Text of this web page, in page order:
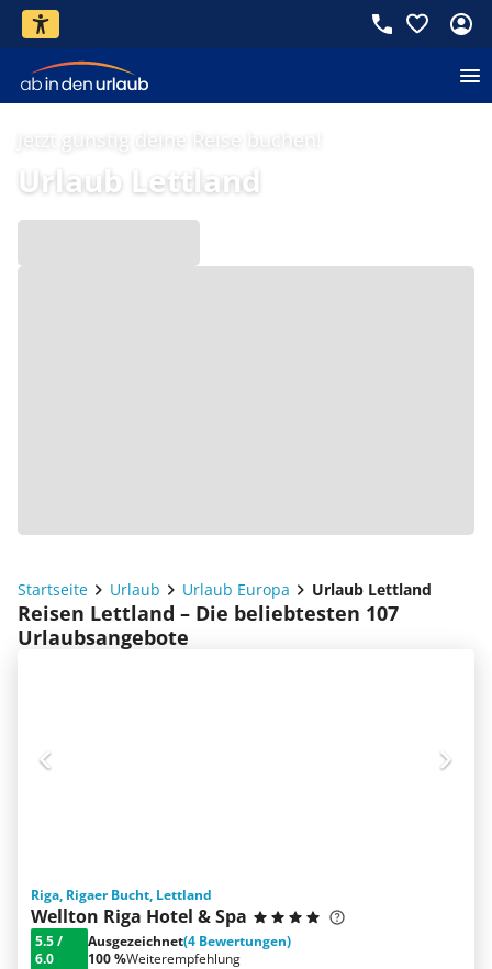
Jetzt günstig deine Reise buchen!
Urlaub Lettland
Startseite Urlaub Urlaub Europa Urlaub Lettland
Reisen Lettland – Die beliebtesten 107
Urlaubsangebote
Riga, Rigaer Bucht, Lettland
Wellton Riga Hotel & Spa
5.5/
6.0
Ausgezeichnet(4 Bewertungen)
100 %Weiterempfehlung